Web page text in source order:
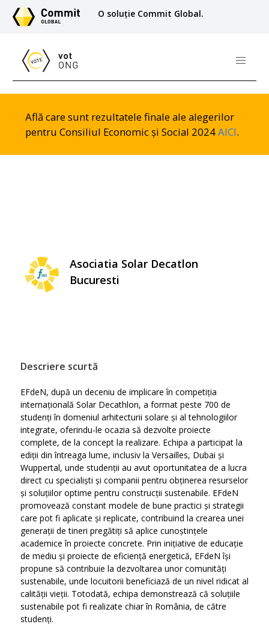
O soluție Commit Global.
Află care sunt rezultatele finale ale alegerilor
pentru Consiliul Economic și Social 2024AICI.
Asociatia Solar Decatlon
Bucuresti
Descriere scurtă
EFdeN, după un deceniu de implicare în competiția
internațională Solar Decathlon, a format peste 700 de
studenți în domeniul arhitecturii solare și al tehnologiilor
integrate, oferindu-le ocazia să dezvolte proiecte
complete, de la concept la realizare. Echipa a participat la
ediții din întreaga lume, inclusiv la Versailles, Dubai și
Wuppertal, unde studenții au avut oportunitatea de a lucra
direct cu specialiști și companii pentru obținerea resurselor
și soluțiilor optime pentru construcții sustenabile. EFdeN
promovează constant modele de bune practici și strategii
care pot fi aplicate și replicate, contribuind la crearea unei
generații de tineri pregătiți să aplice cunoștințele
academice în proiecte concrete. Prin inițiative de educație
de mediu și proiecte de eficiență energetică, EFdeN își
propune să contribuie la dezvoltarea unor comunități
sustenabile, unde locuitorii beneficiază de un nivel ridicat al
calității vieții. Totodată, echipa demonstrează că soluțiile
sustenabile pot fi realizate chiar în România, de către
studenți.